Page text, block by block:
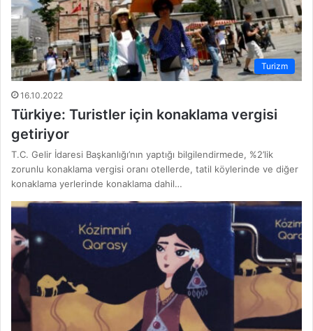
Turizm
16.10.2022
Türkiye: Turistler için konaklama vergisi
getiriyor
T.C. Gelir İdaresi Başkanlığı’nın yaptığı bilgilendirmede, %2’lik
zorunlu konaklama vergisi oranı otellerde, tatil köylerinde ve diğer
konaklama yerlerinde konaklama dahil…